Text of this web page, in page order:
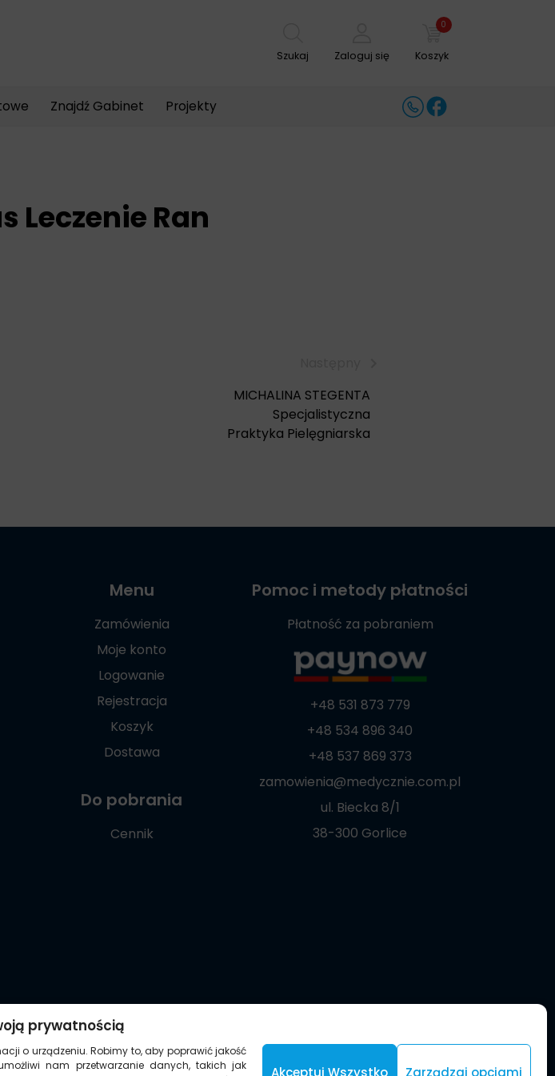
prywatnością
o urządzeniu. Robimy to, aby poprawić jakość
nam przetwarzanie danych, takich jak
Akceptuj Wszystko Zarządzaj opcjami
Szukaj Zaloguj się
0
Koszyk
Znajdź Gabinet Projekty
Leczenie Ran
MICHALINA STEGENTA
Specjalistyczna
Praktyka Pielęgniarska
Menu
Zamówienia
Moje konto
Logowanie
Rejestracja
Koszyk
Dostawa
Do pobrania
Cennik
Pomoc i metody płatności
Płatność za pobraniem
+48 531 873 779
+48 534 896 340
+48 537 869 373
zamowienia@medycznie.com.pl
ul. Biecka 8/1
38-300 Gorlice